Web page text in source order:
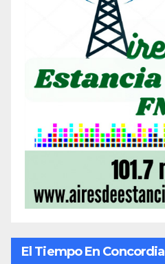
El Tiempo En Concordia